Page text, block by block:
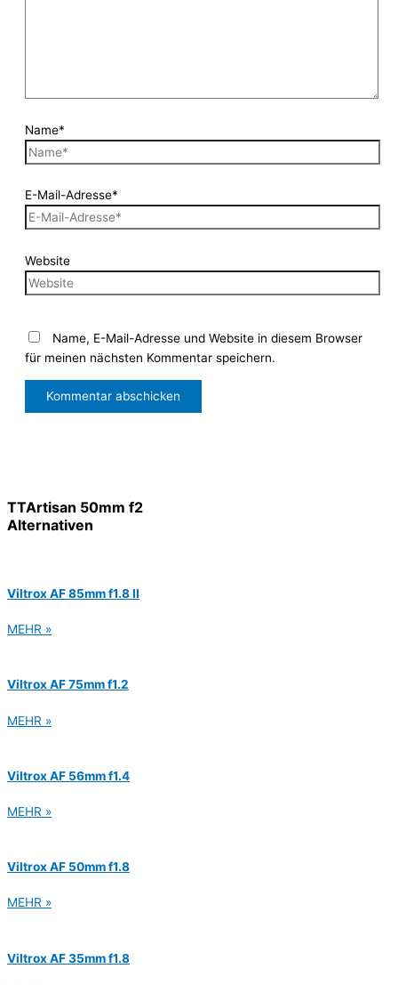
Name*
E-Mail-Adresse*
Website
Name, E-Mail-Adresse und Website in diesem Browser
für meinen nächsten Kommentar speichern.
TTArtisan 50mm f2
Alternativen
Viltrox AF 85mm f1.8 II
MEHR »
Viltrox AF 75mm f1.2
MEHR »
Viltrox AF 56mm f1.4
MEHR »
Viltrox AF 50mm f1.8
MEHR »
Viltrox AF 35mm f1.8